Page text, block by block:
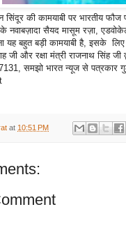
की कामयाबी पर भारतीय फौज
सैयद मासूम रज़ा,
यह बहुत बड़ी कामयाबी है, इसके
जी और रक्षा मंत्री राजनाथ सिंह
समझो भारत न्यूज से पत्रकार
at 10:51 PM